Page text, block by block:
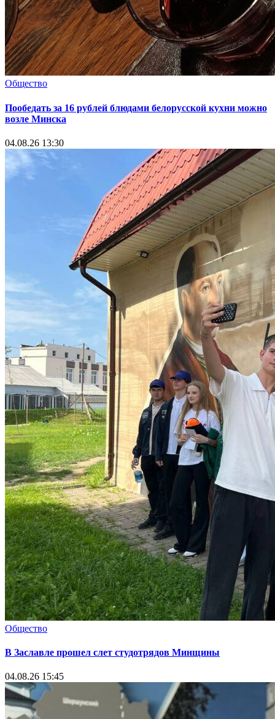
Общество
Пообедать за 16 рублей блюдами белорусской кухни можно
возле Минска
04.08.26 13:30
Общество
В Заславле прошел слет студотрядов Минщины
04.08.26 15:45